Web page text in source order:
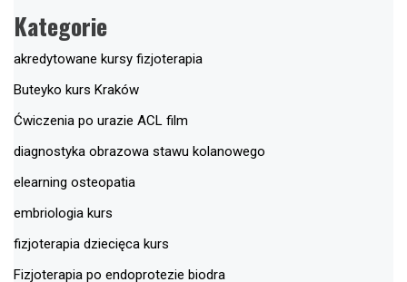
Kategorie
akredytowane kursy fizjoterapia
Buteyko kurs Kraków
Ćwiczenia po urazie ACL film
diagnostyka obrazowa stawu kolanowego
elearning osteopatia
embriologia kurs
fizjoterapia dziecięca kurs
Fizjoterapia po endoprotezie biodra